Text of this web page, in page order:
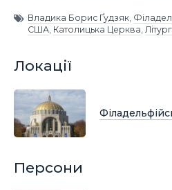
Владика Борис Ґудзяк
США Католицька Церква
Локації
Персони